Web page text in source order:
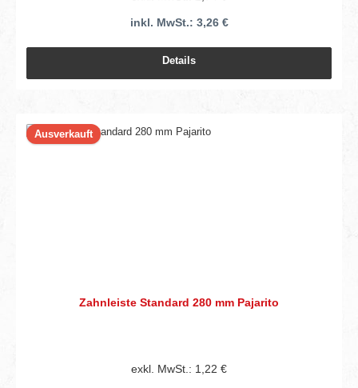
inkl. MwSt.: 3,26 €
Details
Ausverkauft
Zahnleiste Standard 280 mm Pajarito
exkl. MwSt.: 1,22 €